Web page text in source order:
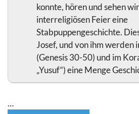
konnte, hören und sehen
interreligiösen Feier eine
Stabpuppengeschichte.
Josef, und von ihm werden
(Genesis 30-50) und im
„Yusuf“) eine Menge
…